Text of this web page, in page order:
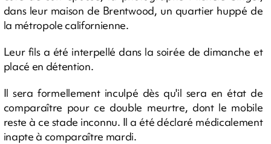
dans leur maison de Brentwood, un quartier huppé de
la métropole californienne.
Leur fils a été interpellé dans la soirée de dimanche et
placé en détention.
Il sera formellement inculpé dès qu'il sera en état de
comparaître pour ce double meurtre, dont le mobile
reste à ce stade inconnu. Il a été déclaré médicalement
inapte à comparaître mardi.